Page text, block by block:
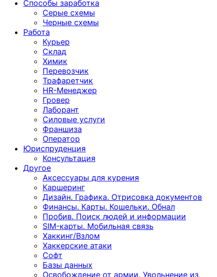
Способы заработка
Серые схемы
Черные схемы
Работа
Курьер
Склад
Химик
Перевозчик
Трафаретчик
HR-Менеджер
Гровер
Лаборант
Силовые услуги
Франшиза
Оператор
Юриспруденция
Консультация
Другoе
Аксессуары для курения
Каршеринг
Дизайн. Графика. Отрисовка документов
Финансы. Карты. Кошельки. Обнал
Пробив. Поиск людей и информации
SIM-карты. Мобильная связь
Хаккинг/Взлом
Хаккерские атаки
Софт
Базы данных
Освобождение от армии. Увольнение из